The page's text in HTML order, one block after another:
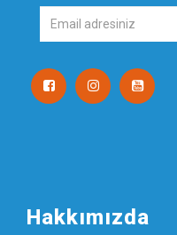
Hakkımızda